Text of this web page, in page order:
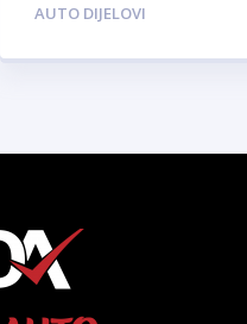
AUTO DIJELOVI